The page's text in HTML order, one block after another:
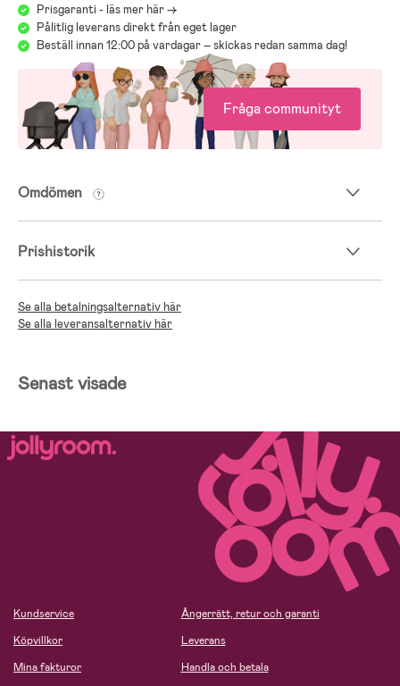
Prisgaranti - läs mer här ->
Pålitlig leverans direkt från eget lager
Beställ innan 12:00 på vardagar – skickas redan samma dag!
Fråga communityt
Omdömen
Prishistorik
Se alla betalningsalternativ här
Se alla leveransalternativ här
Senast visade
Kundservice
Köpvillkor
Mina fakturor
Ångerrätt, retur och garanti
Leverans
Handla och betala